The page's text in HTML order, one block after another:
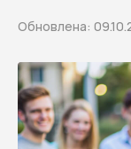
Обновлена: